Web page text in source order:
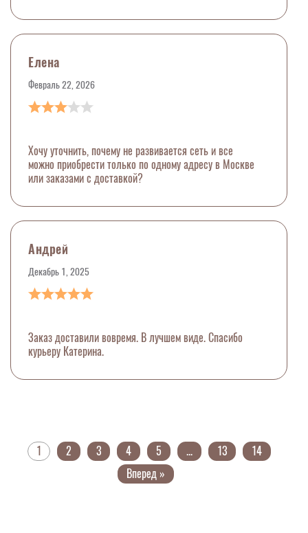
Елена
Февраль 22, 2026
Хочу уточнить, почему не развивается сеть и все
можно приобрести только по одному адресу в Москве
или заказами с доставкой?
Андрей
Декабрь 1, 2025
Заказ доставили вовремя. В лучшем виде. Спасибо
курьеру Катерина.
1 2 3 4 5 ... 13
14
Вперед »